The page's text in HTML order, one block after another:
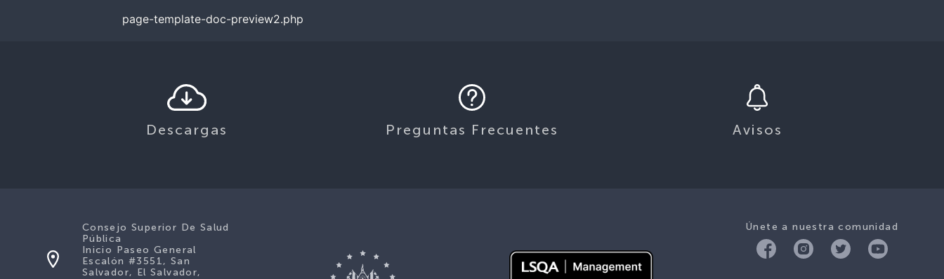
page-template-doc-preview2.php
Descargas Preguntas Frecuentes Avisos
Únete a nuestra comunidad
Consejo Superior De Salud
Pública
Inicio Paseo General
Escalón #3551, San
Salvador, El Salvador,